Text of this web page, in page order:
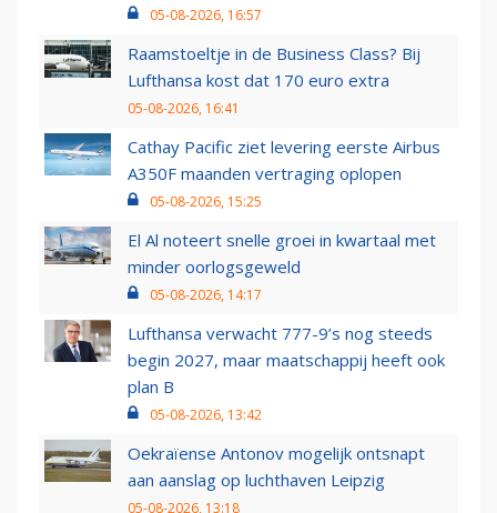
05-08-2026, 16:57
Raamstoeltje in de Business Class? Bij
Lufthansa kost dat 170 euro extra
05-08-2026, 16:41
Cathay Pacific ziet levering eerste Airbus
A350F maanden vertraging oplopen
05-08-2026, 15:25
El Al noteert snelle groei in kwartaal met
minder oorlogsgeweld
05-08-2026, 14:17
Lufthansa verwacht 777-9’s nog steeds
begin 2027, maar maatschappij heeft ook
plan B
05-08-2026, 13:42
Oekraïense Antonov mogelijk ontsnapt
aan aanslag op luchthaven Leipzig
05-08-2026, 13:18